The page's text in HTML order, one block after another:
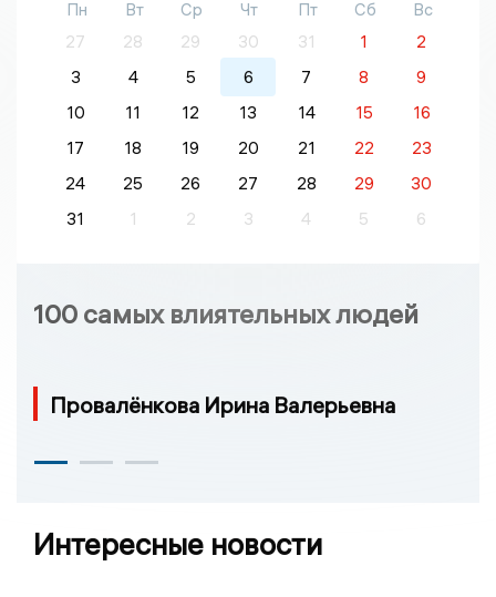
Пн Вт Ср Чт Пт Сб
Вс
27
28 29 30 31 1
2
3
4 5 6 7 8
9
10
11 12 13 14 15
16
17
18 19 20 21 22
23
24
25 26 27 28 29
30
31
1 2 3 4 5 6
100 самых влиятельных людей
Провалёнкова Ирина Валерьевна
Интересные новости